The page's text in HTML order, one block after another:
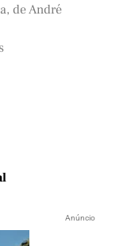
de André
Anúncio